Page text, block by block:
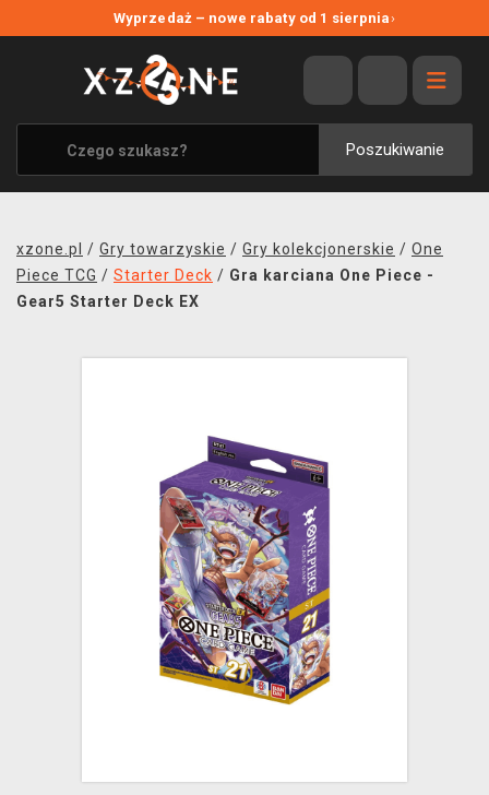
Wyprzedaż – nowe rabaty od 1 sierpnia›
Poszukiwanie
WYPRZEDAŻ
WSZYSTKIE MARKI
XZONE ORIGINALS
UBRANIA I AKCESORIA
SOUNDTRACKI
xzone.pl / Gry towarzyskie / Gry kolekcjonerskie / One
Piece TCG / Starter Deck / Gra karciana One Piece -
Gear5 Starter Deck EX